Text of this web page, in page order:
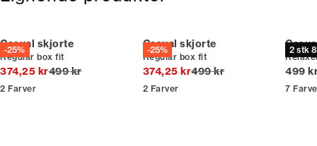
* Rabatten gælder alle ikke-nedsatte varer.
-25%
Casual skjorte
Regular box fit
374,25 krI alt (uden rabat)
499 kr
2 Farver
-25%
Casual skjorte
Regular box fit
374,25 krI alt (uden rabat)
499 kr
2 Farver
2 stk
I alt
499
7